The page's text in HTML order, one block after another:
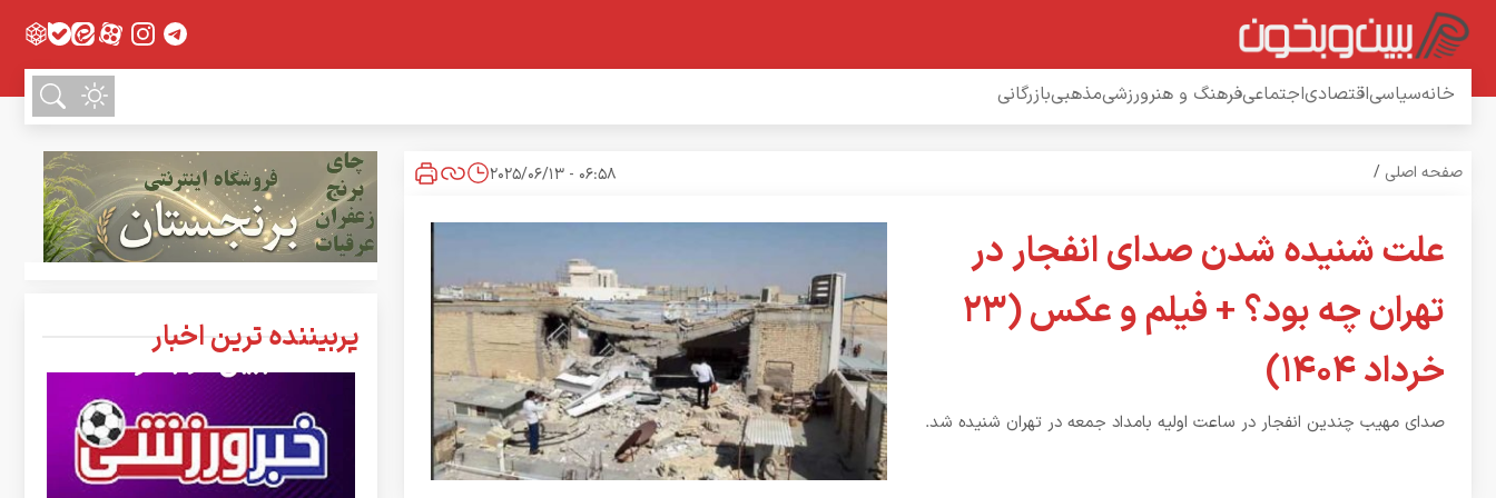
خانهسیاسیاقتصادیاجتماعیفرهنگ و هنرورزشیمذهبیبازرگانی
صفحه اصلی /
06:58 - 2025/06/13
علت شنیده شدن صدای انفجار در
تهران چه بود؟ + فیلم و عکس (۲۳
خرداد ۱۴۰۴)
صدای مهیب چندین انفجار در ساعت اولیه بامداد جمعه در تهران شنیده شد.
پربیننده ترین اخبار